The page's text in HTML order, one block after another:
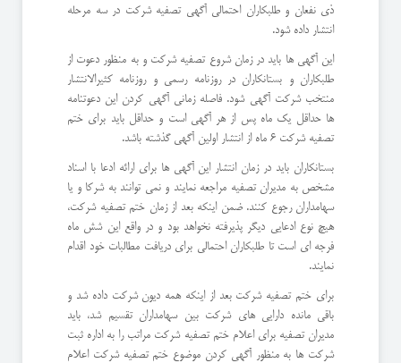
ذی نفعان و طلبکاران احتمالی آگهی تصفیه شرکت در سه مرحله
انتشار داده شود.
این آگهی ها باید در زمان شروع تصفیه شرکت و به منظور دعوت از
طلبکاران و بستانکاران در روزنامه رسمی و روزنامه کثیرالانتشار
منتخب شرکت آگهی شود. فاصله زمانی آگهی کردن این دعوتنامه
ها حداقل یک ماه پس از هر آگهی است و حداقل باید برای ختم
تصفیه شرکت 6 ماه از انتشار اولین آگهی گذشته باشد.
بستانکاران باید در زمان انتشار این آگهی ها برای ارائه ادعا با اسناد
مشخص به مدیران تصفیه مراجعه نمایند و نمی توانند به شرکا و یا
سهامداران رجوع کنند. ضمن اینکه بعد از زمان ختم تصفیه شرکت،
هیچ نوع ادعایی دیگر پذیرفته نخواهد بود و در واقع این شش ماه
فرجه ای است تا طلبکاران احتمالی برای دریافت مطالبات خود اقدام
نمایند.
برای ختم تصفیه شرکت بعد از اینکه همه دیون شرکت داده شد و
باقی مانده دارایی های شرکت بین سهامداران تقسیم شد، باید
مدیران تصفیه برای اعلام ختم تصفیه شرکت مراتب را به اداره ثبت
شرکت ها به منظور آگهی کردن موضوع ختم تصفیه شرکت اعلام